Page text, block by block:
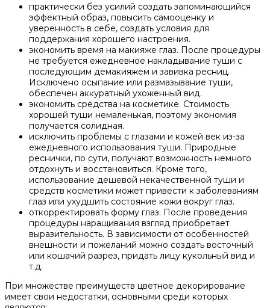
практически без усилий создать запоминающийся
эффектный образ, повысить самооценку и
уверенность в себе, создать условия для
поддержания хорошего настроения.
экономить время на макияже глаз. После процедуры
не требуется ежедневное накладывание туши с
последующим демакияжем и завивка ресниц.
Исключено осыпание или размазывание туши,
обеспечен аккуратный ухоженный вид.
экономить средства на косметике. Стоимость
хорошей туши немаленькая, поэтому экономия
получается солидная.
исключить проблемы с глазами и кожей век из-за
ежедневного использования туши. Природные
реснички, по сути, получают возможность немного
отдохнуть и восстановиться. Кроме того,
использование дешевой некачественной туши и
средств косметики может привести к заболеваниям
глаз или ухудшить состояние кожи вокруг глаз.
откорректировать форму глаз. После проведения
процедуры наращивания взгляд приобретает
выразительность. В зависимости от особенностей
внешности и пожеланий можно создать восточный
или кошачий разрез, придать лицу кукольный вид и
т.д.
При множестве преимуществ цветное декорирование
имеет свои недостатки, основными среди которых